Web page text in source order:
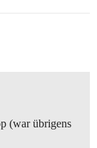
(war übrigens